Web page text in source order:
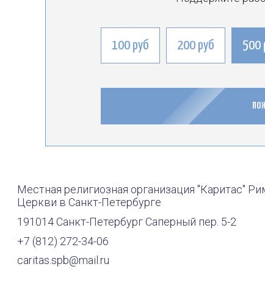
100 руб 200 руб 500
+7 (812) 272-34-06
caritas.spb@mail.ru
БАНКОВСКИЕ РЕКВИЗИТЫ